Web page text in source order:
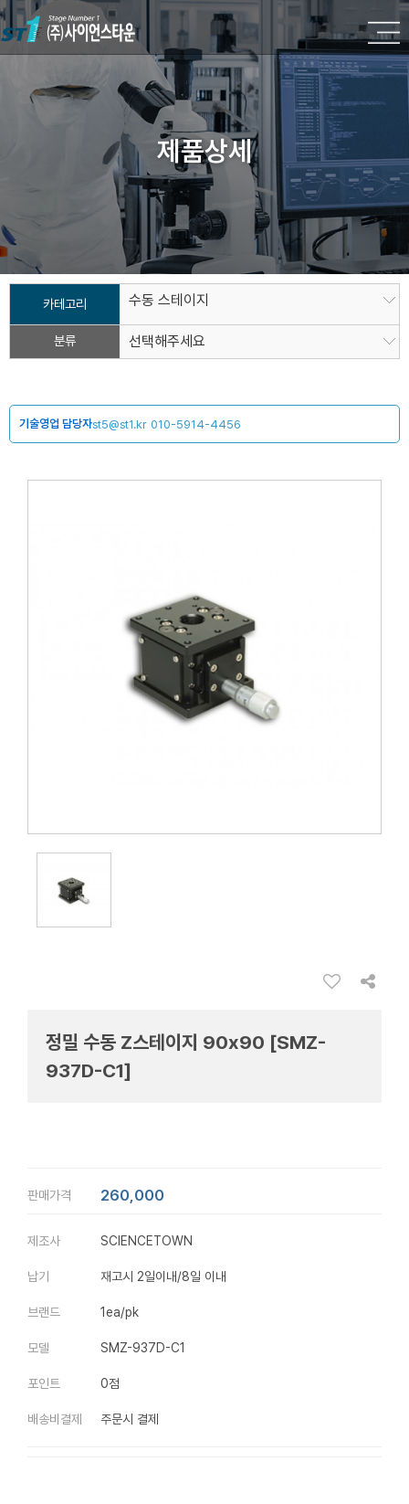
제품상세
카테고리 수동 스테이지
분류 선택해주세요
기술영업 담당자st5@st1.kr 010-5914-4456
정밀 수동 Z스테이지 90x90 [SMZ-
937D-C1]
판매가격 260,000
제조사 SCIENCETOWN
납기 재고시 2일이내/8일 이내
브랜드 1ea/pk
모델 SMZ-937D-C1
포인트 0점
배송비결제 주문시 결제